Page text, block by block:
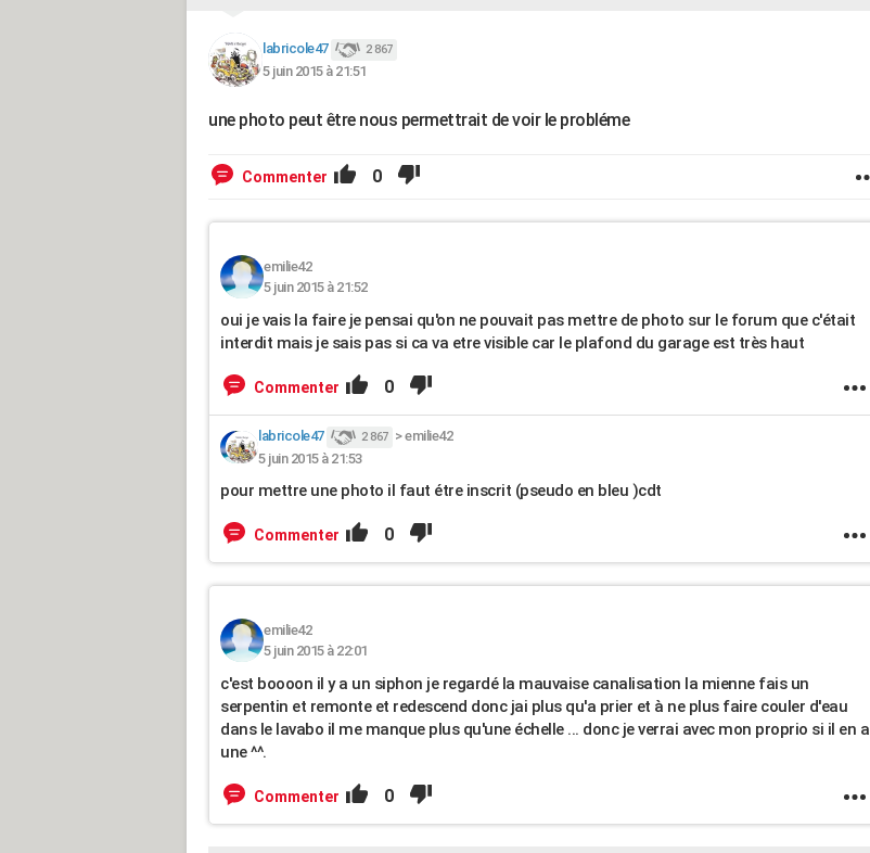
labricole47 2 867
5 juin 2015 à 21:51
une photo peut être nous permettrait de voir le probléme
Commenter 0
emilie42
5 juin 2015 à 21:52
oui je vais la faire je pensai qu'on ne pouvait pas mettre de photo sur le forum que c'était
interdit mais je sais pas si ca va etre visible car le plafond du garage est très haut
Commenter 0
labricole47 2 867 >emilie42
5 juin 2015 à 21:53
pour mettre une photo il faut étre inscrit (pseudo en bleu )cdt
Commenter 0
emilie42
5 juin 2015 à 22:01
c'est boooon il y a un siphon je regardé la mauvaise canalisation la mienne fais un
serpentin et remonte et redescend donc jai plus qu'a prier et à ne plus faire couler d'eau
dans le lavabo il me manque plus qu'une échelle ... donc je verrai avec mon proprio si il en a
une ^^.
Commenter 0